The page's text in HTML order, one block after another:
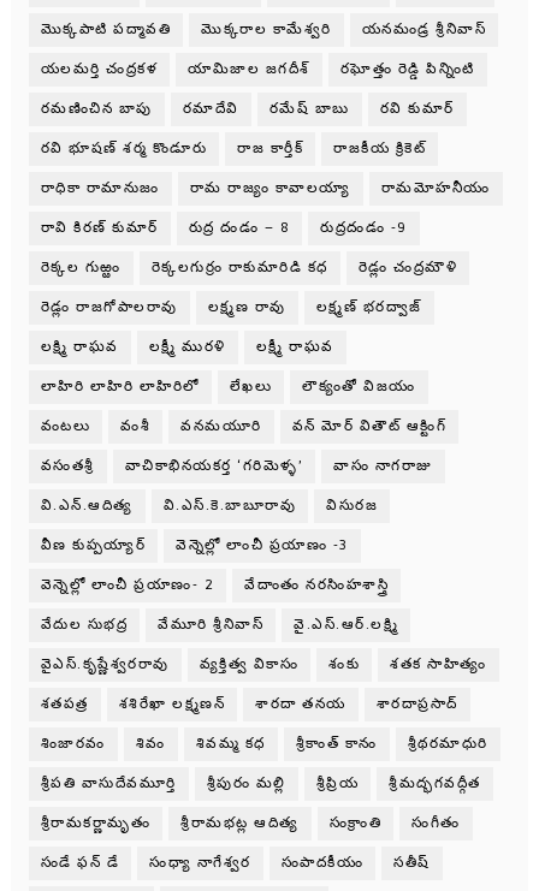
మొక్కపాటి పద్మావతి మొక్కరాల కామేశ్వరి యనమండ్ర శ్రీనివాస్
యలమర్తి చంద్రకళ యామిజాల జగదీశ్ రఘోత్తం రెడ్డి పిన్నింటి
రమణించిన బాపు రమాదేవి రమేష్ బాబు రవి కుమార్
రవి భూషణ్ శర్మ కొండూరు రాజ కార్తీక్ రాజకీయ క్రికెట్
రాధికా రామానుజం రామ రాజ్యం కావాలయ్యా రామమోహనీయం
రావి కిరణ్ కుమార్ రుద్ర దండం – 8 రుద్రదండం -9
రెక్కల గుఱ్ఱం రెక్కలగుర్రం రాకుమారిడి కధ రెడ్లం చంద్రమౌళి
రెడ్లం రాజగోపాలరావు లక్ష్మణ రావు లక్ష్మణ్ భరద్వాజ్
లక్ష్మి రాఘవ లక్ష్మీ మురళి లక్ష్మీ రాఘవ
లాహిరి లాహిరి లాహిరిలో లేఖలు లౌక్యంతో విజయం
వంటలు వంశీ వనమయూరి వన్ మోర్ వితౌట్ ఆక్టింగ్
వసంతశ్రీ వాచికాభినయకర్త ‘గరిమెళ్ళ’ వాసం నాగరాజు
వి.ఎన్.ఆదిత్య వి.ఎస్.కె.బాబూరావు విసురజ
వీణ కుప్పయ్యార్ వెన్నెల్లో లాంచీ ప్రయాణం -3
వెన్నెల్లో లాంచీ ప్రయాణం- 2 వేదాంతం నరసింహశాస్త్రి
వేదుల సుభద్ర వేమూరి శ్రీనివాస్ వై.ఎస్.ఆర్.లక్ష్మి
వైఎస్.కృష్ణేశ్వరరావు వ్యక్తిత్వ వికాసం శంకు శతక సాహిత్యం
శతపత్ర శశిరేఖా లక్ష్మణన్ శారదా తనయ శారదాప్రసాద్
శింజారవం శివం శివమ్మ కధ శ్రీకాంత్ కానం శ్రీథరమాధురి
శ్రీపతి వాసుదేవమూర్తి శ్రీపురం మల్లి శ్రీప్రియ శ్రీమద్భగవద్గీత
శ్రీరామకర్ణామృతం శ్రీరామభట్ల ఆదిత్య సంక్రాంతి సంగీతం
సండే ఫన్ డే సంధ్యా నాగేశ్వర సంపాదకీయం సతీష్